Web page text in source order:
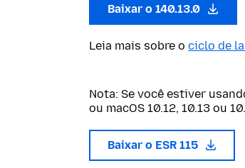
Baixar o 140.13.0
Leia mais sobre o ciclo de
Nota: Se você estiver
ou macOS 10.12, 10.13 ou
Baixar o ESR 115